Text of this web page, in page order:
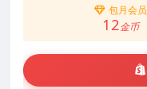
包月会员
12金币